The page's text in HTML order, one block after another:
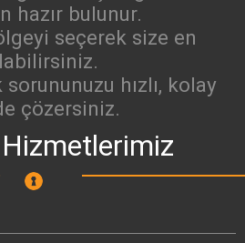
hazır bulunur.
seçerek size en
hızlı, kolay
çözersiniz.